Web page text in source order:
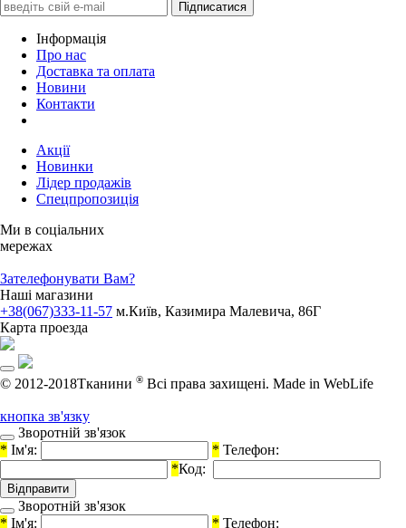
Iнформація
Про нас
Доставка та оплата
Новини
Контакти
Акції
Новинки
Лідер продажів
Спецпропозиція
Ми в соціальних
мережах
Зателефонувати Вам?
Наші магазини
+38(067)333-11-57 м.Київ, Казимира Малевича, 86Г
Карта проезда
© 2012-2018Тканини ® Всі права захищені. Made in WebLife
кнопка зв'язку
Зворотній зв'язок
* Ім'я: * Телефон:
*Код:
Зворотній зв'язок
* Ім'я: * Телефон: